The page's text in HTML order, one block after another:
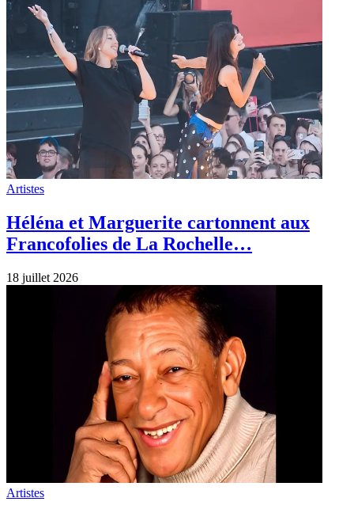
Artistes
Héléna et Marguerite cartonnent aux
Francofolies de La Rochelle…
18 juillet 2026
Artistes